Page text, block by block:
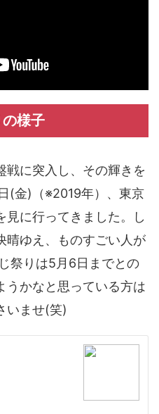
様子
戦に突入し、その輝きを
(金)（※2019年）、東京
見に行ってきました。し
晴ゆえ、ものすごい人が
祭りは5月6日までとの
うかなと思っている方は
いませ(笑)